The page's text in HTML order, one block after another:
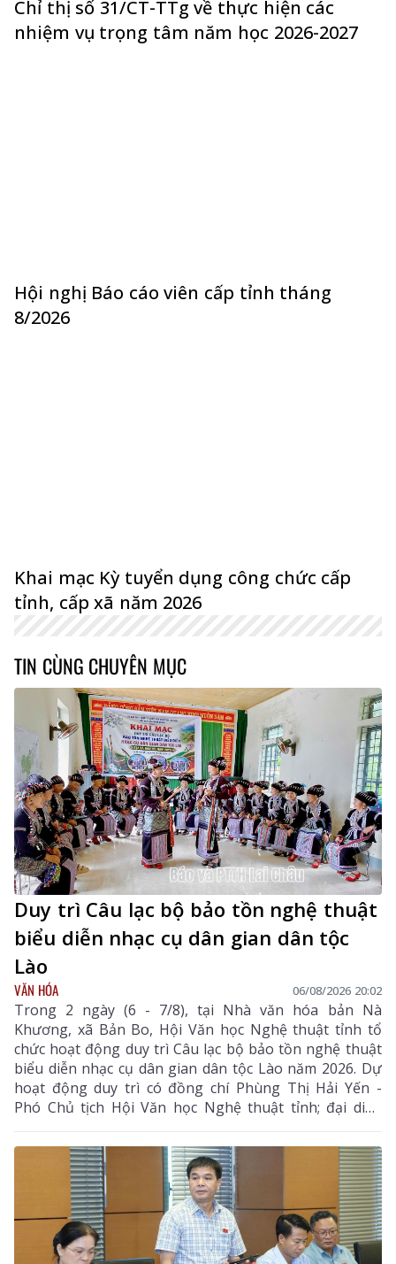
Chỉ thị số 31/CT-TTg về thực hiện các
nhiệm vụ trọng tâm năm học 2026-2027
Hội nghị Báo cáo viên cấp tỉnh tháng
8/2026
Khai mạc Kỳ tuyển dụng công chức cấp
tỉnh, cấp xã năm 2026
TIN CÙNG CHUYÊN MỤC
Duy trì Câu lạc bộ bảo tồn nghệ thuật
biểu diễn nhạc cụ dân gian dân tộc
Lào
VĂN HÓA 06/08/2026 20:02
Trong 2 ngày (6 - 7/8), tại Nhà văn hóa bản Nà
Khương, xã Bản Bo, Hội Văn học Nghệ thuật tỉnh tổ
chức hoạt động duy trì Câu lạc bộ bảo tồn nghệ thuật
biểu diễn nhạc cụ dân gian dân tộc Lào năm 2026. Dự
hoạt động duy trì có đồng chí Phùng Thị Hải Yến -
Phó Chủ tịch Hội Văn học Nghệ thuật tỉnh; đại diện
Phòng Văn hóa - Xã hội xã Bản Bo và 24 thành viên
câu lạc bộ.